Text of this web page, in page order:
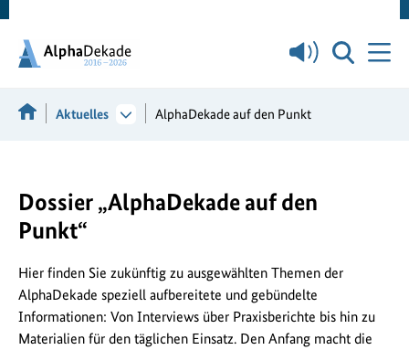
Aktuelles AlphaDekade auf den Punkt
Dossier „AlphaDekade auf den
Punkt“
Hier finden Sie zukünftig zu ausgewählten Themen der
AlphaDekade speziell aufbereitete und gebündelte
Informationen: Von Interviews über Praxisberichte bis hin zu
Materialien für den täglichen Einsatz. Den Anfang macht die